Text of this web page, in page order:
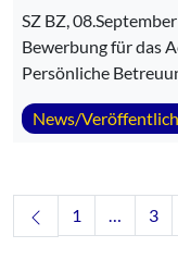
SZ BZ,
Bewerbung für das
Persönliche
News/
Navigation:
1 3